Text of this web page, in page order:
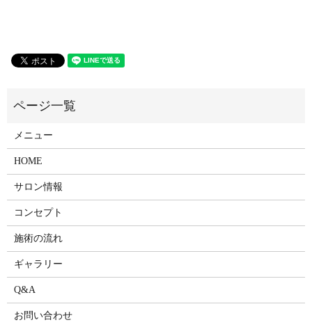
メニュー
HOME
サロン情報
コンセプト
施術の流れ
ギャラリー
Q&A
お問い合わせ